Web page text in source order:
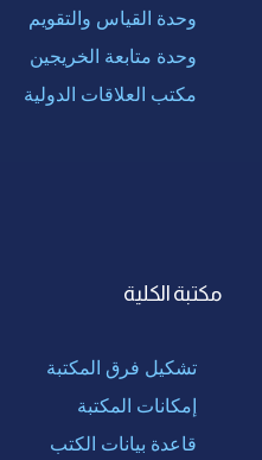
وحدة القياس والتقويم
وحدة متابعة الخريجين
مكتب العلاقات الدولية
مكتبة الكلية
تشكيل فرق المكتبة
إمكانات المكتبة
قاعدة بيانات الكتب